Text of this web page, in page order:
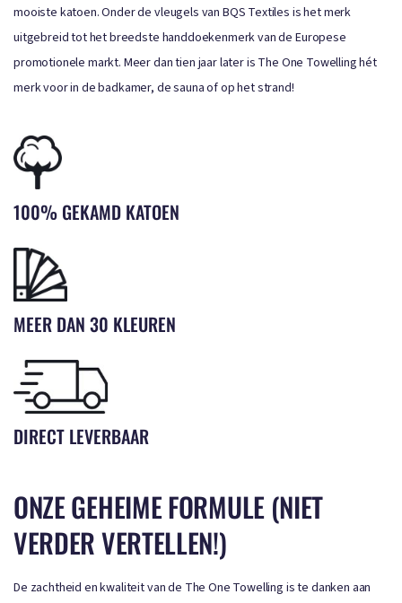
mooiste katoen. Onder de vleugels van BQS Textiles is het merk
uitgebreid tot het breedste handdoekenmerk van de Europese
promotionele markt. Meer dan tien jaar later is The One Towelling hét
merk voor in de badkamer, de sauna of op het strand!
100% GEKAMD KATOEN
MEER DAN 30 KLEUREN
DIRECT LEVERBAAR
ONZE GEHEIME FORMULE (NIET
VERDER VERTELLEN!)
De zachtheid en kwaliteit van de The One Towelling is te danken aan